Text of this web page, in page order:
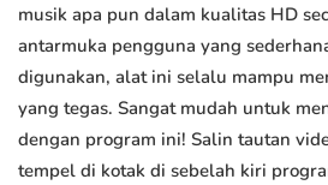
musik apa pun dalam kualitas HD
antarmuka pengguna yang
digunakan, alat ini selalu mampu
yang tegas. Sangat mudah untuk
dengan program ini! Salin tautan
tempel di kotak di sebelah kiri